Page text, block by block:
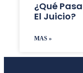
¿Qué
El Juicio?
MAS »